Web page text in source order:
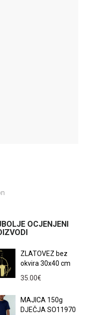
OCJENJENI
ZLATOVEZ bez
okvira 30x40 cm
35.00€
MAJICA 150g
DJEČJA SO11970